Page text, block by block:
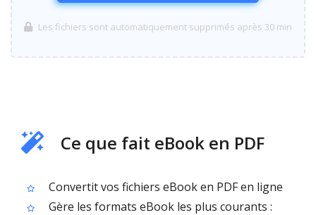
Les fichiers sont automatiquement supprimés après 30 min
Ce que fait eBook en PDF
Convertit vos fichiers eBook en PDF en ligne
Gère les formats eBook les plus courants :